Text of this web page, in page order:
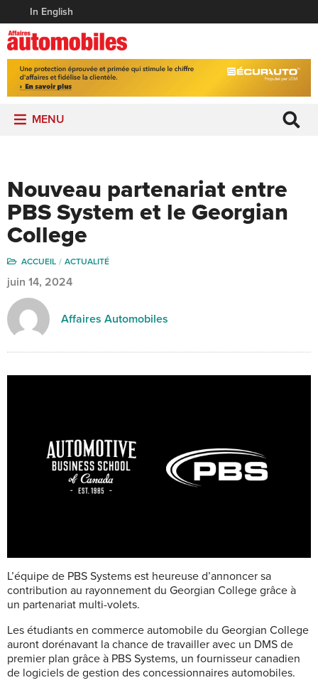
In English
MENU
Nouveau partenariat entre
PBS System et le Georgian
College
ACCUEIL ACTUALITÉ
juin 14, 2024
Affaires Automobiles
L’équipe de PBS Systems est heureuse d’annoncer sa
contribution au rayonnement du Georgian College grâce à
un partenariat multi-volets.
Les étudiants en commerce automobile du Georgian College
auront dorénavant la chance de travailler avec un DMS de
premier plan grâce à PBS Systems, un fournisseur canadien
de logiciels de gestion des concessionnaires automobiles.